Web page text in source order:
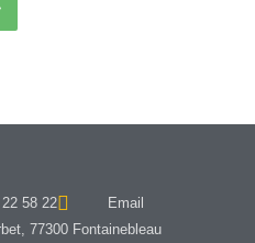
58 22
Email
77300 Fontainebleau